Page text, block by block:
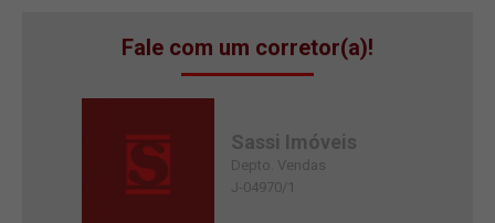
Fale com um corretor(a)!
Sassi Imóveis
Depto. Vendas
J-04970/1